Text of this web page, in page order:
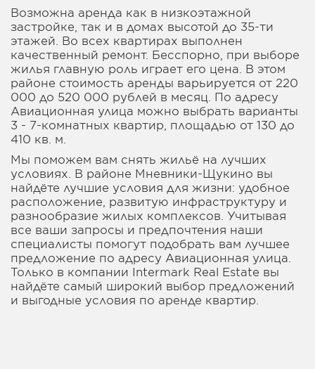
Возможна аренда как в низкоэтажной
застройке, так и в домах высотой до 35-ти
этажей. Во всех квартирах выполнен
качественный ремонт. Бесспорно, при выборе
жилья главную роль играет его цена. В этом
районе стоимость аренды варьируется от 220
000 до 520 000 рублей в месяц. По адресу
Авиационная улица можно выбрать варианты
3 - 7-комнатных квартир, площадью от 130 до
410 кв. м.
Мы поможем вам снять жильё на лучших
условиях. В районе Мневники-Щукино вы
найдёте лучшие условия для жизни: удобное
расположение, развитую инфраструктуру и
разнообразие жилых комплексов. Учитывая
все ваши запросы и предпочтения наши
специалисты помогут подобрать вам лучшее
предложение по адресу Авиационная улица.
Только в компании Intermark Real Estate вы
найдёте самый широкий выбор предложений
и выгодные условия по аренде квартир.